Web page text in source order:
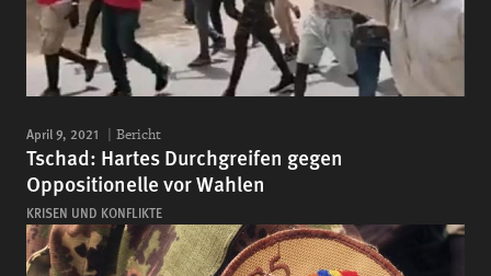
April 9, 2021 Bericht
Tschad: Hartes Durchgreifen gegen
Oppositionelle vor Wahlen
KRISEN UND KONFLIKTE